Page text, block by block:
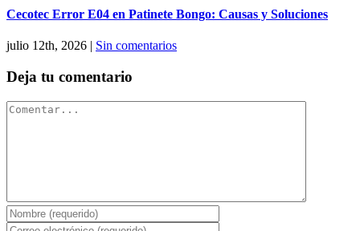
Cecotec Error E04 en Patinete Bongo: Causas y Soluciones
julio 12th, 2026 | Sin comentarios
Deja tu comentario
Comentar